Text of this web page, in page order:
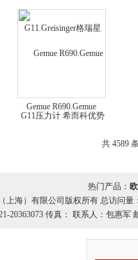
G11.Greisinger格瑞星
G11压力计 希而科优势
Gemue R690.Gemue
共 4589
热门产品：
上海）有限公司版权所有 总访问量
20363073 传真： 联系人：包惠军